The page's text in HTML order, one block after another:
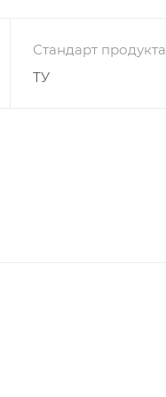
Стандарт продукта
ТУ